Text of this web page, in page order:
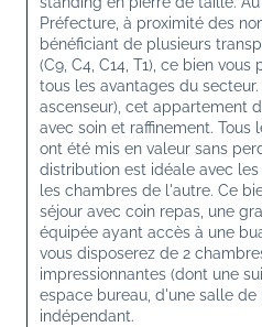
Préfecture, à proximité des
bénéficiant de plusieurs
(C9, C4, C14, T1), ce bien
tous les avantages du
ascenseur), cet appartement
avec soin et raffinement. Tous
ont été mis en valeur sans
distribution est idéale avec
les chambres de l'autre. Ce
séjour avec coin repas, une
équipée ayant accès à une
vous disposerez de 2
impressionnantes (dont une
espace bureau, d'une salle de
indépendant.